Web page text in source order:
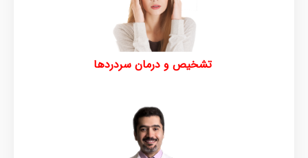
تشخیص و درمان سردردها